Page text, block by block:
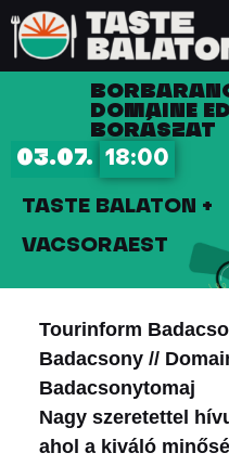
DOMAINE
BORÁSZAT
03.07. 18:00
TASTE BALATON +
VACSORAEST
Tourinform
Badacsony //
Badacsonytomaj
Nagy szeretettel
ahol a kiváló